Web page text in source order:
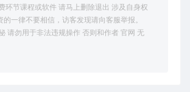
环节课程或软件 请马上删除退出 涉及自身权
的一律不要相信，访客发现请向客服举报。
请勿用于非法违规操作 否则和作者 官网 无